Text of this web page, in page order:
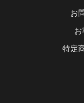
お
お
特定